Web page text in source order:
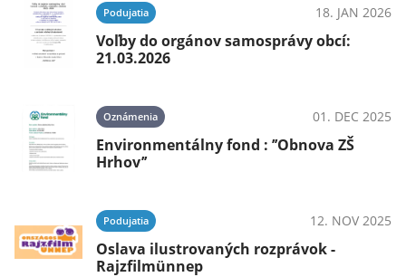
Podujatia 18. JAN 2026
Voľby do orgánov samosprávy obcí:
21.03.2026
Oznámenia 01. DEC 2025
Environmentálny fond : ’’Obnova ZŠ
Hrhov’’
Podujatia 12. NOV 2025
Oslava ilustrovaných rozprávok -
Rajzfilmünnep